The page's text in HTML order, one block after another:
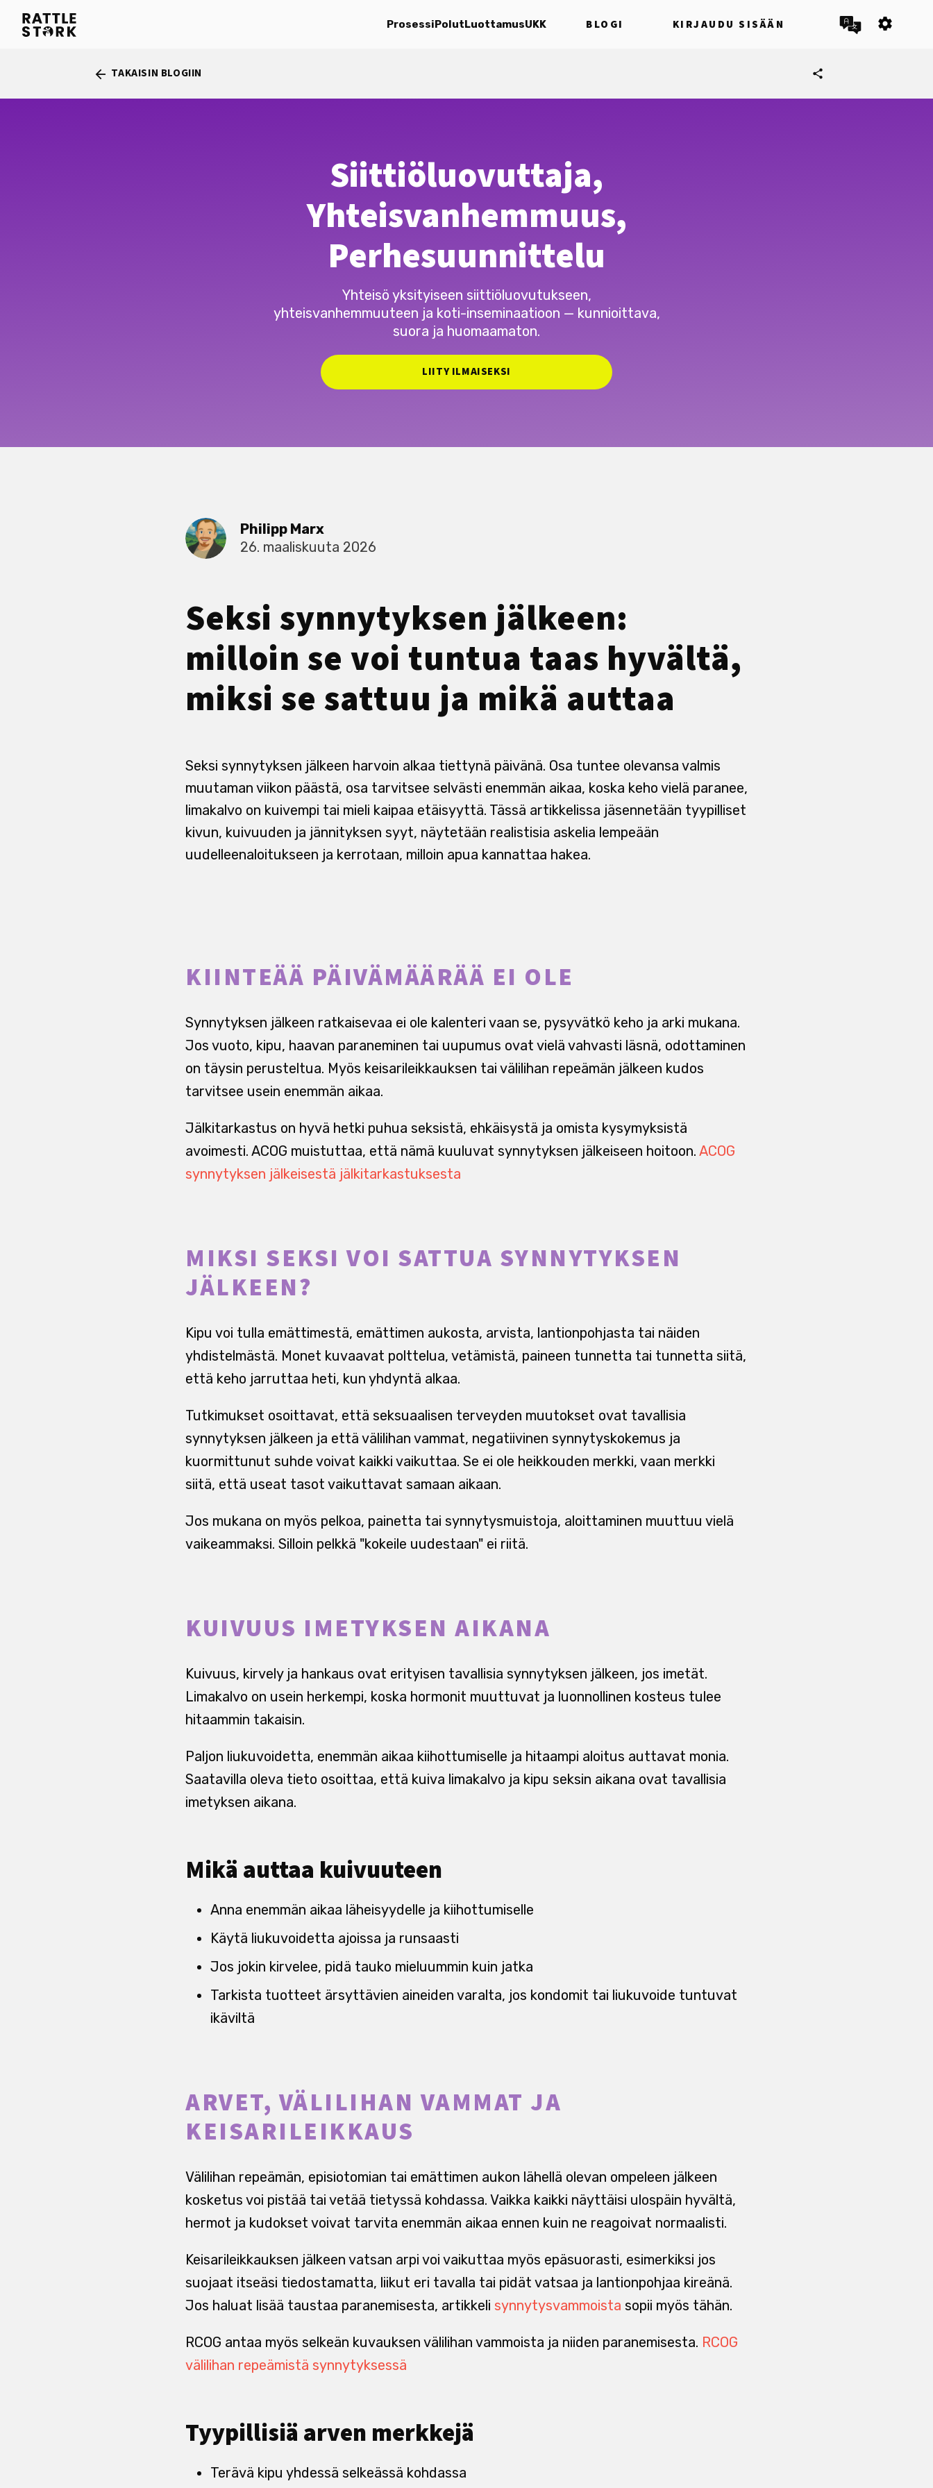
ProsessiPolutLuottamusUKK BLOGI KIRJAUDU SISÄÄN settings
arrow_back TAKAISIN BLOGIIN share
Siittiöluovuttaja,
Yhteisvanhemmuus,
Perhesuunnittelu
Yhteisö yksityiseen siittiöluovutukseen,
yhteisvanhemmuuteen ja koti-inseminaatioon — kunnioittava,
suora ja huomaamaton.
LIITY ILMAISEKSI
Philipp Marx
26. maaliskuuta 2026
Seksi synnytyksen jälkeen:
milloin se voi tuntua taas hyvältä,
miksi se sattuu ja mikä auttaa
Seksi synnytyksen jälkeen harvoin alkaa tiettynä päivänä. Osa tuntee olevansa valmis
muutaman viikon päästä, osa tarvitsee selvästi enemmän aikaa, koska keho vielä paranee,
limakalvo on kuivempi tai mieli kaipaa etäisyyttä. Tässä artikkelissa jäsennetään tyypilliset
kivun, kuivuuden ja jännityksen syyt, näytetään realistisia askelia lempeään
uudelleenaloitukseen ja kerrotaan, milloin apua kannattaa hakea.
KIINTEÄÄ PÄIVÄMÄÄRÄÄ EI OLE
Synnytyksen jälkeen ratkaisevaa ei ole kalenteri vaan se, pysyvätkö keho ja arki mukana.
Jos vuoto, kipu, haavan paraneminen tai uupumus ovat vielä vahvasti läsnä, odottaminen
on täysin perusteltua. Myös keisarileikkauksen tai välilihan repeämän jälkeen kudos
tarvitsee usein enemmän aikaa.
Jälkitarkastus on hyvä hetki puhua seksistä, ehkäisystä ja omista kysymyksistä
avoimesti. ACOG muistuttaa, että nämä kuuluvat synnytyksen jälkeiseen hoitoon. ACOG
synnytyksen jälkeisestä jälkitarkastuksesta
MIKSI SEKSI VOI SATTUA SYNNYTYKSEN
JÄLKEEN?
Kipu voi tulla emättimestä, emättimen aukosta, arvista, lantionpohjasta tai näiden
yhdistelmästä. Monet kuvaavat polttelua, vetämistä, paineen tunnetta tai tunnetta siitä,
että keho jarruttaa heti, kun yhdyntä alkaa.
Tutkimukset osoittavat, että seksuaalisen terveyden muutokset ovat tavallisia
synnytyksen jälkeen ja että välilihan vammat, negatiivinen synnytyskokemus ja
kuormittunut suhde voivat kaikki vaikuttaa. Se ei ole heikkouden merkki, vaan merkki
siitä, että useat tasot vaikuttavat samaan aikaan.
Jos mukana on myös pelkoa, painetta tai synnytysmuistoja, aloittaminen muuttuu vielä
vaikeammaksi. Silloin pelkkä "kokeile uudestaan" ei riitä.
KUIVUUS IMETYKSEN AIKANA
Kuivuus, kirvely ja hankaus ovat erityisen tavallisia synnytyksen jälkeen, jos imetät.
Limakalvo on usein herkempi, koska hormonit muuttuvat ja luonnollinen kosteus tulee
hitaammin takaisin.
Paljon liukuvoidetta, enemmän aikaa kiihottumiselle ja hitaampi aloitus auttavat monia.
Saatavilla oleva tieto osoittaa, että kuiva limakalvo ja kipu seksin aikana ovat tavallisia
imetyksen aikana.
Mikä auttaa kuivuuteen
Anna enemmän aikaa läheisyydelle ja kiihottumiselle
Käytä liukuvoidetta ajoissa ja runsaasti
Jos jokin kirvelee, pidä tauko mieluummin kuin jatka
Tarkista tuotteet ärsyttävien aineiden varalta, jos kondomit tai liukuvoide tuntuvat
ikäviltä
ARVET, VÄLILIHAN VAMMAT JA
KEISARILEIKKAUS
Välilihan repeämän, episiotomian tai emättimen aukon lähellä olevan ompeleen jälkeen
kosketus voi pistää tai vetää tietyssä kohdassa. Vaikka kaikki näyttäisi ulospäin hyvältä,
hermot ja kudokset voivat tarvita enemmän aikaa ennen kuin ne reagoivat normaalisti.
Keisarileikkauksen jälkeen vatsan arpi voi vaikuttaa myös epäsuorasti, esimerkiksi jos
suojaat itseäsi tiedostamatta, liikut eri tavalla tai pidät vatsaa ja lantionpohjaa kireänä.
Jos haluat lisää taustaa paranemisesta, artikkeli synnytysvammoista sopii myös tähän.
RCOG antaa myös selkeän kuvauksen välilihan vammoista ja niiden paranemisesta. RCOG
välilihan repeämistä synnytyksessä
Tyypillisiä arven merkkejä
Terävä kipu yhdessä selkeässä kohdassa